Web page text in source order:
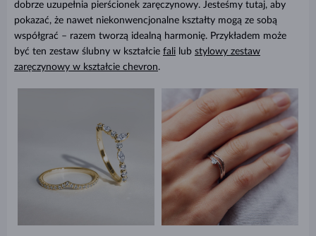
dobrze uzupełnia pierścionek zaręczynowy. Jesteśmy tutaj, aby
pokazać, że nawet niekonwencjonalne kształty mogą ze sobą
współgrać – razem tworzą idealną harmonię. Przykładem może
być ten zestaw ślubny w kształcie fali lub stylowy zestaw
zaręczynowy w kształcie chevron.